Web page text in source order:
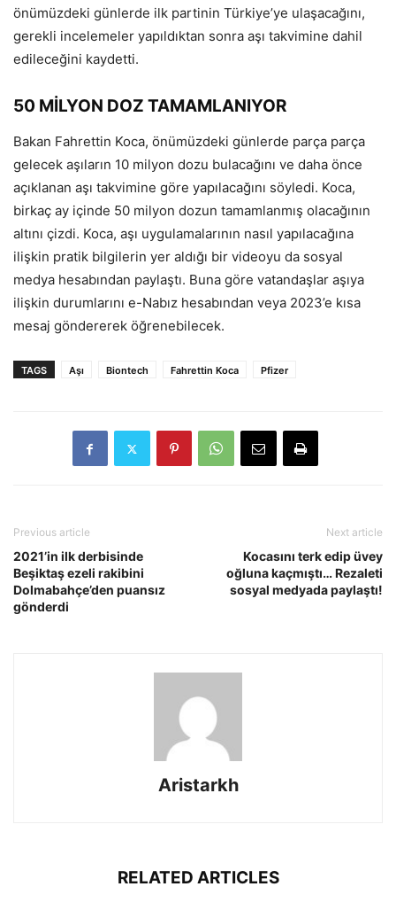
önümüzdeki günlerde ilk partinin Türkiye’ye ulaşacağını,
gerekli incelemeler yapıldıktan sonra aşı takvimine dahil
edileceğini kaydetti.
50 MİLYON DOZ TAMAMLANIYOR
Bakan Fahrettin Koca, önümüzdeki günlerde parça parça
gelecek aşıların 10 milyon dozu bulacağını ve daha önce
açıklanan aşı takvimine göre yapılacağını söyledi. Koca,
birkaç ay içinde 50 milyon dozun tamamlanmış olacağının
altını çizdi. Koca, aşı uygulamalarının nasıl yapılacağına
ilişkin pratik bilgilerin yer aldığı bir videoyu da sosyal
medya hesabından paylaştı. Buna göre vatandaşlar aşıya
ilişkin durumlarını e-Nabız hesabından veya 2023’e kısa
mesaj göndererek öğrenebilecek.
TAGS Aşı Biontech Fahrettin Koca Pfizer
Previous article
2021’in ilk derbisinde
Beşiktaş ezeli rakibini
Dolmabahçe’den puansız
gönderdi
Next article
Kocasını terk edip üvey
oğluna kaçmıştı… Rezaleti
sosyal medyada paylaştı!
Aristarkh
RELATED ARTICLES